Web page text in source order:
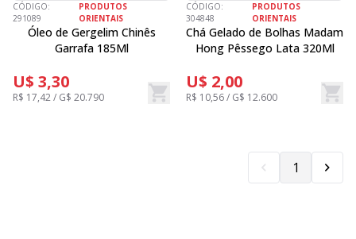
CÓDIGO:
291089
PRODUTOS
ORIENTAIS
Óleo de Gergelim Chinês
Garrafa 185Ml
U$ 3,30
R$ 17,42 / G$ 20.790
CÓDIGO:
304848
PRODUTOS
ORIENTAIS
Chá Gelado de Bolhas Madam
Hong Pêssego Lata 320Ml
U$ 2,00
R$ 10,56 / G$ 12.600
1